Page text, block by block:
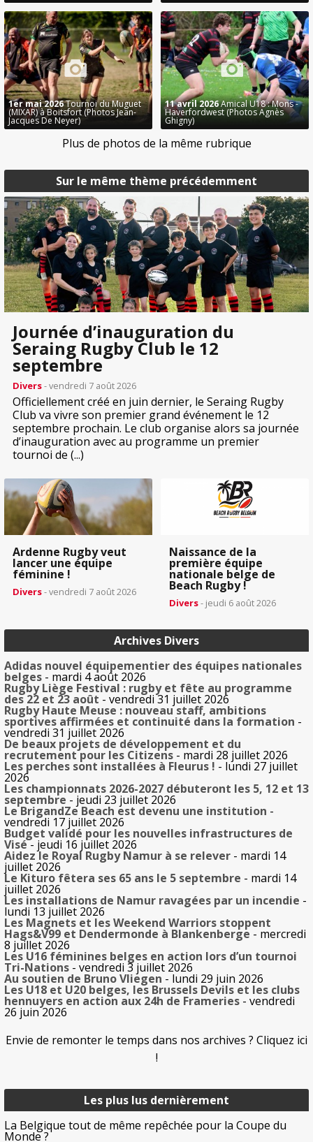
Sur le même thème précédemment
Journée d’inauguration du
Seraing Rugby Club le 12
septembre
Divers- vendredi 7 août 2026
Officiellement créé en juin dernier, le Seraing Rugby
Club va vivre son premier grand événement le 12
septembre prochain. Le club organise alors sa journée
d’inauguration avec au programme un premier
tournoi de (...)
Ardenne Rugby veut
lancer une équipe
féminine !
Divers- vendredi 7 août 2026
Naissance de la
première équipe
nationale belge de
Beach Rugby !
Divers- jeudi 6 août 2026
Les plus lus dernièrement
La Belgique tout de même repêchée pour la Coupe du
Monde ?
Archives Divers
Adidas nouvel équipementier des équipes nationales
belges - mardi 4 août 2026
Rugby Liège Festival : rugby et fête au programme
des 22 et 23 août - vendredi 31 juillet 2026
Rugby Haute Meuse : nouveau staff, ambitions
sportives affirmées et continuité dans la formation -
vendredi 31 juillet 2026
De beaux projets de développement et du
recrutement pour les Citizens - mardi 28 juillet 2026
Les perches sont installées à Fleurus ! - lundi 27 juillet
2026
Les championnats 2026-2027 débuteront les 5, 12 et 13
septembre - jeudi 23 juillet 2026
Le BrigandZe Beach est devenu une institution -
vendredi 17 juillet 2026
Budget validé pour les nouvelles infrastructures de
Visé- jeudi 16 juillet 2026
Aidez le Royal Rugby Namur à se relever - mardi 14
juillet 2026
Le Kituro fêtera ses 65 ans le 5 septembre - mardi 14
juillet 2026
Les installations de Namur ravagées par un incendie -
lundi 13 juillet 2026
Les Magnets et les Weekend Warriors stoppent
Hags&V99 et Dendermonde à Blankenberge - mercredi
8 juillet 2026
Les U16 féminines belges en action lors d’un tournoi
Tri-Nations - vendredi 3 juillet 2026
Au soutien de Bruno Vliegen - lundi 29 juin 2026
Les U18 et U20 belges, les Brussels Devils et les clubs
hennuyers en action aux 24h de Frameries - vendredi
26 juin 2026
Envie de remonter le temps dans nos archives ? Cliquez ici
!
1er mai 2026Tournoi du Muguet
(MIXAR) à Boitsfort (Photos Jean-
Jacques De Neyer)
11 avril 2026Amical U18 : Mons -
Haverfordwest (Photos Agnès
Ghigny)
Plus de photos de la même rubrique